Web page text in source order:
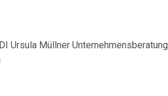
Ursula Müllner Unternehmensberatung